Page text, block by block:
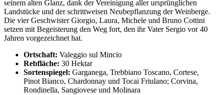
seinem alten Glanz, dank der Vereinigung aller ursprünglichen
Landstücke und der schrittweisen Neubepflanzung der Weinberge.
Die vier Geschwister Giorgio, Laura, Michele und Bruno Cottini
setzen mit Begeisterung den Weg fort, den ihr Vater Sergio vor 40
Jahren vorgezeichnet hat.
Ortschaft: Valeggio sul Mincio
Rebfläche: 30 Hektar
Sortenspiegel: Garganega, Trebbiano Toscano, Cortese,
Pinot Bianco, Chardonnay und Tocai Friulano; Corvina,
Rondinella, Sangiovese und Molinara